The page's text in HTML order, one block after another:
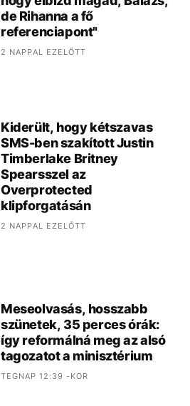
de Rihanna a fő
referenciapont"
2 NAPPAL EZELŐTT
Kiderült, hogy kétszavas
SMS-ben szakított Justin
Timberlake Britney
Spearsszel az
Overprotected
klipforgatásán
2 NAPPAL EZELŐTT
Meseolvasás, hosszabb
szünetek, 35 perces órák:
így reformálná meg az alsó
tagozatot a minisztérium
TEGNAP 12:39 -KOR